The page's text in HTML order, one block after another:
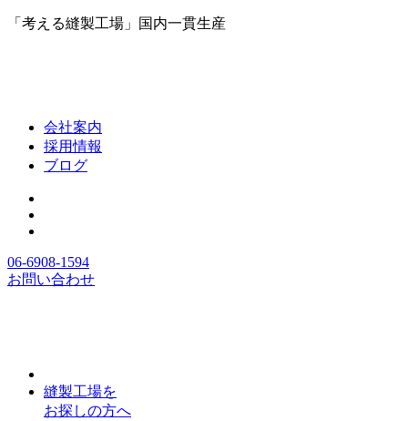
「考える縫製工場」国内一貫生産
会社案内
採用情報
ブログ
06-6908-1594
お問い合わせ
縫製工場を
お探しの方へ